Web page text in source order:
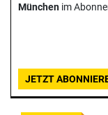
München im
JETZT